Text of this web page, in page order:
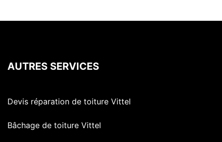
AUTRES SERVICES
Devis réparation de toiture Vittel
Bâchage de toiture Vittel